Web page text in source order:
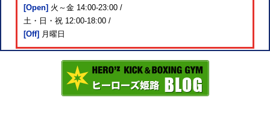
[Open] 火～金 14:00-23:00 /
土・日・祝 12:00-18:00 /
[Off] 月曜日